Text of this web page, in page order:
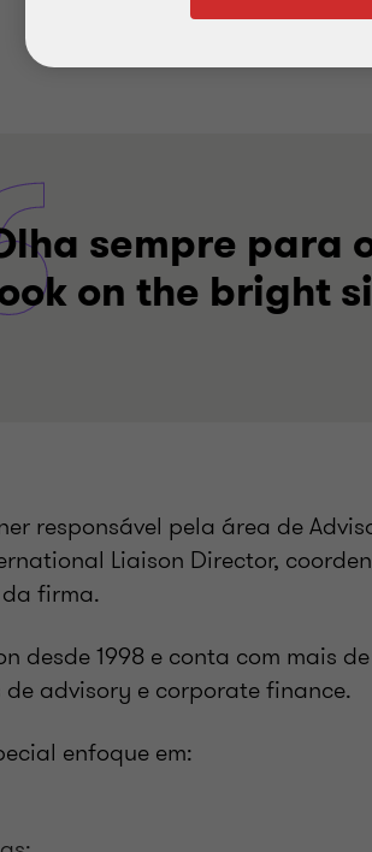
sempre para
on the bright
responsável pela área de
Liaison Director,
firma.
desde 1998 e conta com mais
de advisory e corporate finance.
enfoque em: